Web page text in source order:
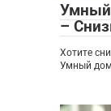
Умный
–
Хотите
Умный дом